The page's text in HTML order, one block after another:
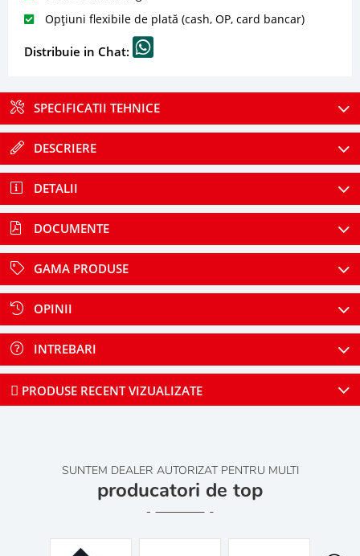
Opțiuni flexibile de plată (cash, OP, card bancar)
Distribuie in Chat:
SPECIFICATII TEHNICE
DESCRIERE
DETALII
DOCUMENTE
GAMA PRODUSE
OPINII
INTREBARI
PRODUSE RECENT VIZUALIZATE
SUNTEM DEALER AUTORIZAT PENTRU MULTI
producatori de top